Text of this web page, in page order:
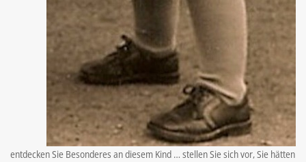
entdecken Sie Besonderes an diesem Kind … stellen Sie sich vor, Sie hätten